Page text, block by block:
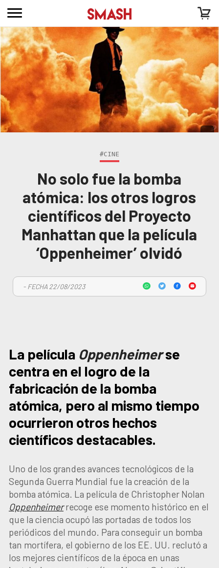
#CINE
No solo fue la bomba
atómica: los otros logros
científicos del Proyecto
Manhattan que la película
‘Oppenheimer’ olvidó
- FECHA 22/08/2023
La película Oppenheimerse
centra en el logro de la
fabricación de la bomba
atómica, pero al mismo tiempo
ocurrieron otros hechos
científicos destacables.
Uno de los grandes avances tecnológicos de la
Segunda Guerra Mundial fue la creación de la
bomba atómica. La película de Christopher Nolan
Oppenheimerrecoge ese momento histórico en el
que la ciencia ocupó las portadas de todos los
periódicos del mundo. Para conseguir un bomba
tan mortífera, el gobierno de los EE. UU. reclutó a
los mejores científicos de la época en unas